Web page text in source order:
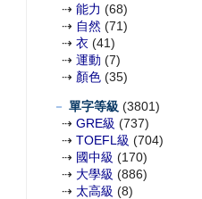
⇢ 能力 (68)
⇢ 自然 (71)
⇢ 衣 (41)
⇢ 運動 (7)
⇢ 顏色 (35)
－ 單字等級 (3801)
⇢ GRE級 (737)
⇢ TOEFL級 (704)
⇢ 國中級 (170)
⇢ 大學級 (886)
⇢ 太高級 (8)